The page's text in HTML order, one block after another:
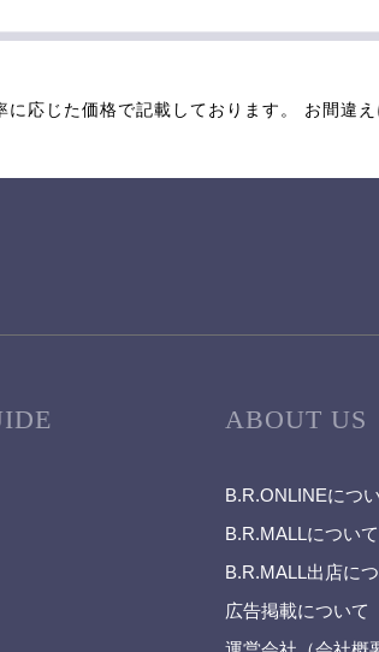
応じた価格で記載しております。 お間違
ABOUT US
B.R.ONLINEにつ
B.R.MALLについて
B.R.MALL出店に
広告掲載について